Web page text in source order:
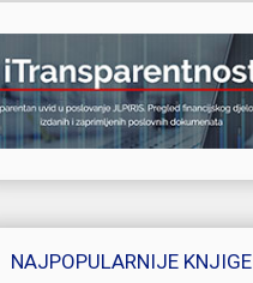
NAJPOPULARNIJE KNJIGE